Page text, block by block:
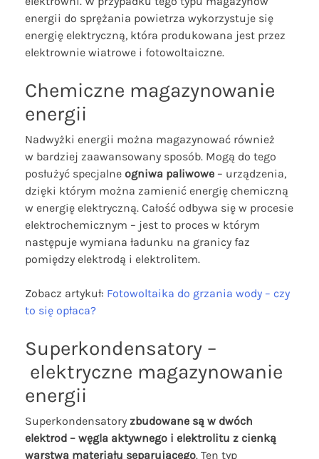
energii do sprężania powietrza wykorzystuje się
energię elektryczną, która produkowana jest przez
elektrownie wiatrowe i fotowoltaiczne.
Chemiczne magazynowanie
energii
Nadwyżki energii można magazynować również
w bardziej zaawansowany sposób. Mogą do tego
posłużyć specjalne ogniwa paliwowe – urządzenia,
dzięki którym można zamienić energię chemiczną
w energię elektryczną. Całość odbywa się w procesie
elektrochemicznym – jest to proces w którym
następuje wymiana ładunku na granicy faz
pomiędzy elektrodą i elektrolitem.
Zobacz artykuł: Fotowoltaika do grzania wody – czy
to się opłaca?
Superkondensatory –
elektryczne magazynowanie
energii
Superkondensatory zbudowane są w dwóch
elektrod – węgla aktywnego i elektrolitu z cienką
warstwą materiału separującego. Ten typ